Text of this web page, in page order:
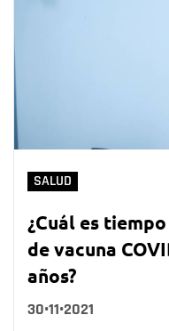
SALUD
¿Cuál es
de vacuna
años?
30•11•2021